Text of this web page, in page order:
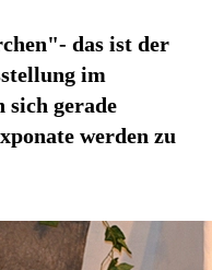
das ist der
im
sich gerade
werden zu